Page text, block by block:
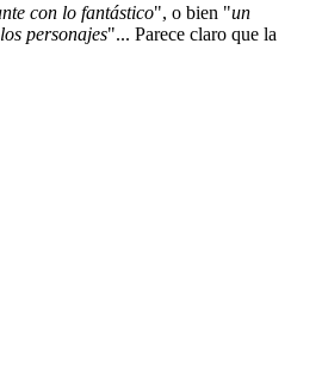
con lo fantástico", o bien "un
personajes"... Parece claro que la